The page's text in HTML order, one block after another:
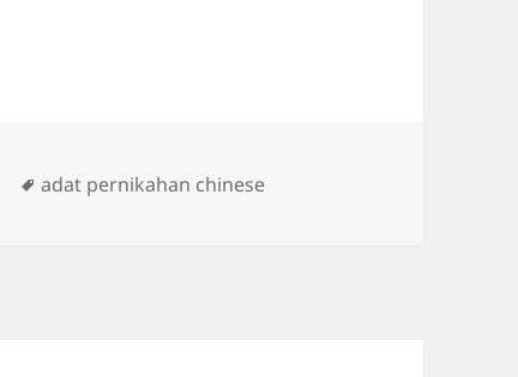
Tags
adat pernikahan chinese